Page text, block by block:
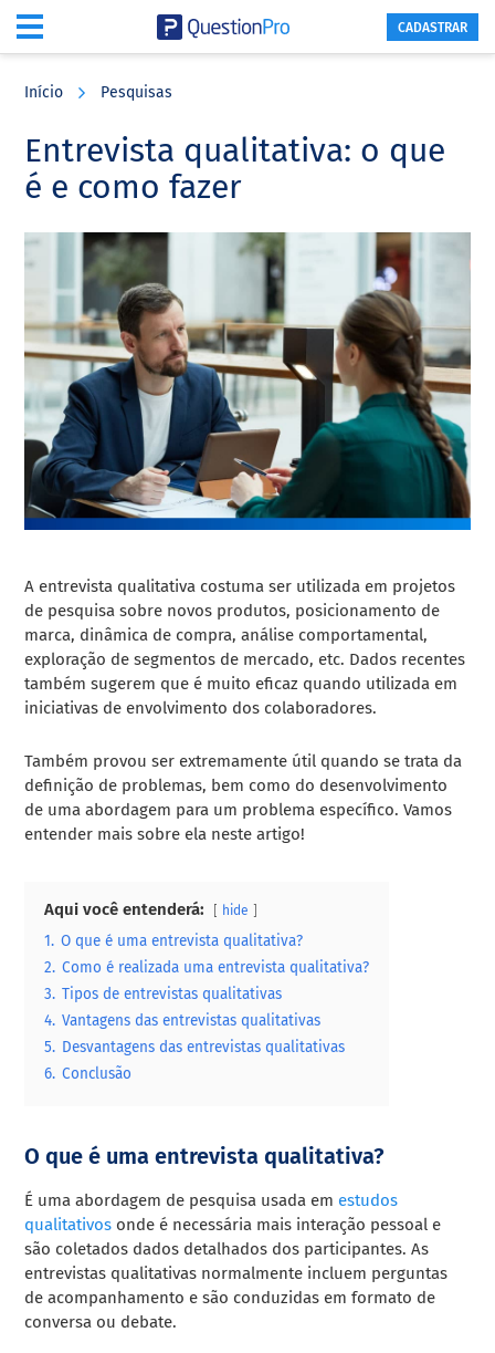
content
sidebar
CADASTRAR
Início Pesquisas
Entrevista qualitativa: o que
é e como fazer
A entrevista qualitativa costuma ser utilizada em projetos
de pesquisa sobre novos produtos, posicionamento de
marca, dinâmica de compra, análise comportamental,
exploração de segmentos de mercado, etc. Dados recentes
também sugerem que é muito eficaz quando utilizada em
iniciativas de envolvimento dos colaboradores.
Também provou ser extremamente útil quando se trata da
definição de problemas, bem como do desenvolvimento
de uma abordagem para um problema específico. Vamos
entender mais sobre ela neste artigo!
Aqui você entenderá: hide
1. O que é uma entrevista qualitativa?
2. Como é realizada uma entrevista qualitativa?
3. Tipos de entrevistas qualitativas
4. Vantagens das entrevistas qualitativas
5. Desvantagens das entrevistas qualitativas
6. Conclusão
O que é uma entrevista qualitativa?
É uma abordagem de pesquisa usada em estudos
qualitativos onde é necessária mais interação pessoal e
são coletados dados detalhados dos participantes. As
entrevistas qualitativas normalmente incluem perguntas
de acompanhamento e são conduzidas em formato de
conversa ou debate.